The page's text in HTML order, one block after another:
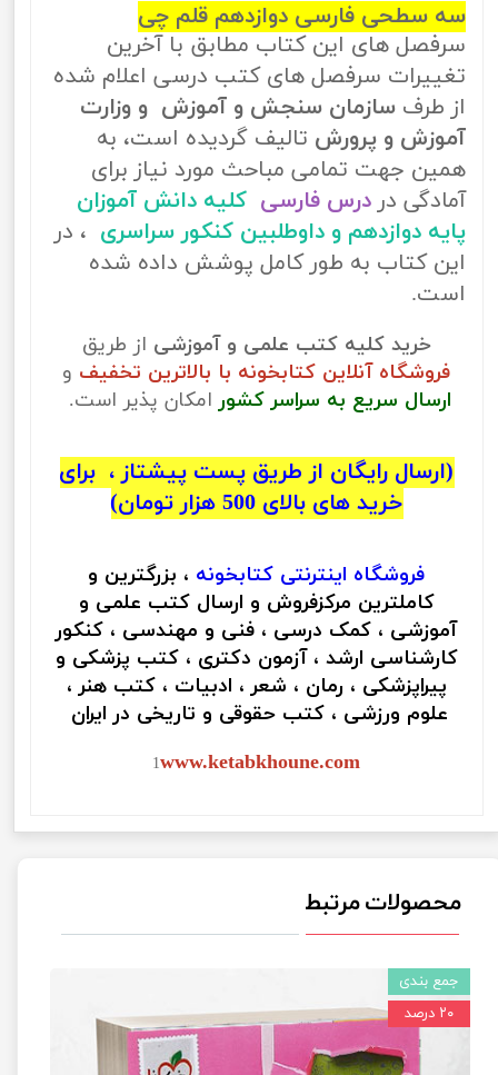
سه سطحی فارسی دوازدهم قلم چی
سرفصل های این کتاب مطابق با آخرین
تغییرات سرفصل های کتب درسی اعلام شده
از طرف سازمان سنجش و آموزش و وزارت
آموزش و پرورش تالیف گردیده است، به
همین جهت تمامی مباحث مورد نیاز برای
آمادگی در درس فارسی کلیه دانش آموزان
پایه دوازدهم و داوطلبین کنکور سراسری ، در
این کتاب به طور کامل پوشش داده شده
است.
خرید کلیه کتب علمی و آموزشی از طریق
فروشگاه آنلاین کتابخونه با بالاترین تخفیف و
ارسال سریع به سراسر کشور امکان پذیر است.
(ارسال رایگان از طریق پست پیشتاز ، برای
خرید های بالای 500 هزار تومان)
فروشگاه اینترنتی کتابخونه ، بزرگترین و
کاملترین مرکزفروش و ارسال کتب علمی و
آموزشی ، کمک درسی ، فنی و مهندسی ، کنکور
کارشناسی ارشد ، آزمون دکتری ، کتب پزشکی و
پیراپزشکی ، رمان ، شعر ، ادبیات ، کتب هنر ،
علوم ورزشی ، کتب حقوقی و تاریخی در ایران
1www.ketabkhoune.com
محصولات مرتبط
جمع بندی
۲۰ درصد